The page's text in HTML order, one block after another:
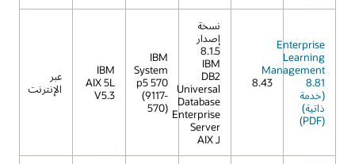
Enterprise
Learning
Management
8.81
(خدمة
ذاتية)
(PDF)
8.43
نسخة
إصدار
8.1.5
IBM
DB2
Universal
Database
Enterprise
Server
لـ AIX
IBM
System
p5 570
(9117-
570)
IBM
AIX 5L
V5.3
عبر
الإنترنت